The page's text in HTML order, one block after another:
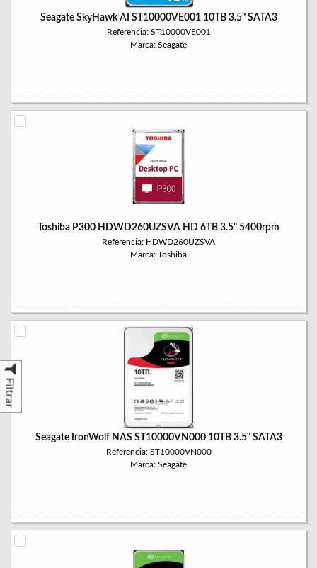
Filtrar
Seagate SkyHawk AI ST10000VE001 10TB 3.5" SATA3
Referencia: ST10000VE001
Marca: Seagate
Toshiba P300 HDWD260UZSVA HD 6TB 3.5" 5400rpm
Referencia: HDWD260UZSVA
Marca: Toshiba
Seagate IronWolf NAS ST10000VN000 10TB 3.5" SATA3
Referencia: ST10000VN000
Marca: Seagate